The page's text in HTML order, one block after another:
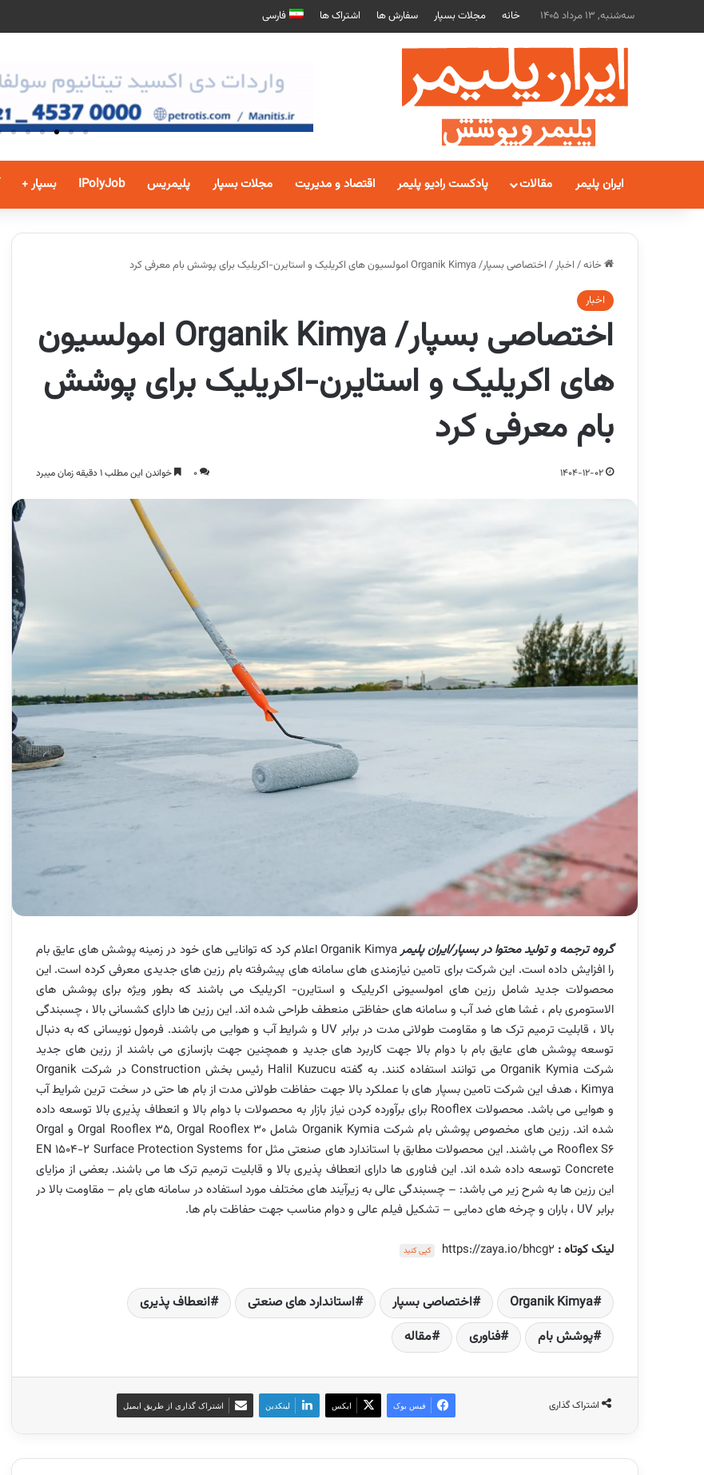
سه‌شنبه, 13 مرداد 1405 خانه مجلات بسپار سفارش ها اشتراک ها فارسی
ایران پلیمر مقالات پادکست رادیو پلیمر اقتصاد و مدیریت مجلات بسپار پلیمریس IPolyJob بسپار +
خانه/ اخبار/ اختصاصی بسپار/ Organik Kimya امولسیون های اکریلیک و استایرن-اکریلیک برای پوشش بام معرفی کرد
اخبار
اختصاصی بسپار/ Organik Kimya امولسیون
های اکریلیک و استایرن-اکریلیک برای پوشش
بام معرفی کرد
1404-12-02
0 خواندن این مطلب 1 دقیقه زمان میبرد
گروه ترجمه و تولید محتوا در بسپار/ایران پلیمر
Organik Kimya اعلام کرد که توانایی های خود در زمینه پوشش های عایق بام
را افزایش داده است. این شرکت برای تامین نیازمندی های سامانه های پیشرفته بام رزین های جدیدی معرفی کرده است. این
محصولات جدید شامل رزین های امولسیونی اکریلیک و استایرن- اکریلیک می باشند که بطور ویژه برای پوشش های
الاستومری بام ، غشا های ضد آب و سامانه های حفاظتی منعطف طراحی شده اند. این رزین ها دارای کشسانی بالا ، چسبندگی
بالا ، قابلیت ترمیم ترک ها و مقاومت طولانی مدت در برابر UV و شرایط آب و هوایی می باشند. فرمول نویسانی که به دنبال
توسعه پوشش های عایق بام با دوام بالا جهت کاربرد های جدید و همچنین جهت بازسازی می باشند از رزین های جدید
شرکت Organik Kymia می توانند استفاده کنند. به گفته Halil Kuzucu رئیس بخش Construction در شرکت Organik
Kimya ، هدف این شرکت تامین بسپار های با عملکرد بالا جهت حفاظت طولانی مدت از بام ها حتی در سخت ترین شرایط آب
و هوایی می باشد. محصولات Rooflex برای برآورده کردن نیاز بازار به محصولات با دوام بالا و انعطاف پذیری بالا توسعه داده
شده اند. رزین های مخصوص پوشش بام شرکت Organik Kymia شامل Orgal Rooflex 35, Orgal Rooflex 30 و Orgal
Rooflex S6 می باشند. این محصولات مطابق با استاندارد های صنعتی مثل EN 1504-2 Surface Protection Systems for
Concrete توسعه داده شده اند. این فناوری ها دارای انعطاف پذیری بالا و قابلیت ترمیم ترک ها می باشند. بعضی از مزایای
این رزین ها به شرح زیر می باشد: – چسبندگی عالی به زیرآیند های مختلف مورد استفاده در سامانه های بام – مقاومت بالا در
برابر UV ، باران و چرخه های دمایی – تشکیل فیلم عالی و دوام مناسب جهت حفاظت بام ها.
لینک کوتاه : https://zaya.io/bhcg2 کپی کنید
Organik Kimya اختصاصی بسپار استاندارد های صنعتی
انعطاف پذیری
پوشش بام
فناوری مقاله
اشتراک گذاری فیس بوک ایکس لینکدین اشتراک گذاری از طریق ایمیل